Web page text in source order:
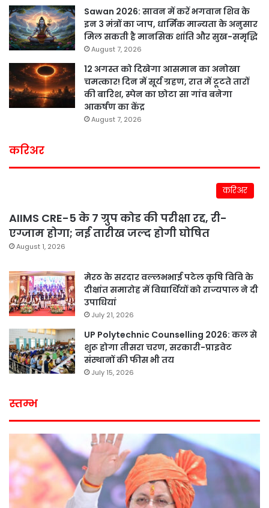
Sawan 2026: सावन में करें भगवान शिव के
इन 3 मंत्रों का जाप, धार्मिक मान्यता के अनुसार
मिल सकती है मानसिक शांति और सुख-समृद्धि
August 7, 2026
12 अगस्त को दिखेगा आसमान का अनोखा
चमत्कार! दिन में सूर्य ग्रहण, रात में टूटते तारों
की बारिश, स्पेन का छोटा सा गांव बनेगा
आकर्षण का केंद्र
August 7, 2026
करिअर
करिअर
AIIMS CRE-5 के 7 ग्रुप कोड की परीक्षा रद्द, री-
एग्जाम होगा; नई तारीख जल्द होगी घोषित
August 1, 2026
मेरठ के सरदार वल्लभभाई पटेल कृषि विवि के
दीक्षांत समारोह में विद्यार्थियों को राज्यपाल ने दी
उपाधियां
July 21, 2026
UP Polytechnic Counselling 2026: कल से
शुरू होगा तीसरा चरण, सरकारी-प्राइवेट
संस्थानों की फीस भी तय
July 15, 2026
स्तम्भ